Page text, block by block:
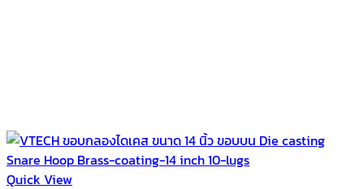
Quick View